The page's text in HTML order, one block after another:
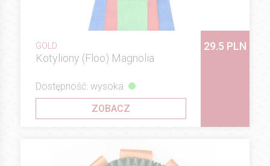
GOLD
Kotyliony (Floo) Magnolia
29.5 PLN
Dostępność: wysoka
ZOBACZ